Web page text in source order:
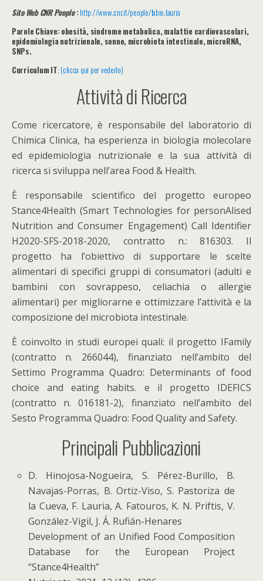
Sito Web CNR People:http://www.cnr.it/people/fabio.lauria
Parole Chiave: obesità, sindrome metabolica, malattie cardiovascolari,
epidemiologia nutrizionale, sonno, microbiota intestinale, microRNA,
SNPs.
Curriculum IT: (clicca qui per vederlo)
Attività di Ricerca
Come ricercatore, è responsabile del laboratorio di
Chimica Clinica, ha esperienza in biologia molecolare
ed epidemiologia nutrizionale e la sua attività di
ricerca si sviluppa nell’area Food & Health.
È responsabile scientifico del progetto europeo
Stance4Health (Smart Technologies for personAlised
Nutrition and Consumer Engagement) Call Identifier
H2020-SFS-2018-2020, contratto n.: 816303. Il
progetto ha l’obiettivo di supportare le scelte
alimentari di specifici gruppi di consumatori (adulti e
bambini con sovrappeso, celiachia o allergie
alimentari) per migliorarne e ottimizzare l’attività e la
composizione del microbiota intestinale.
È coinvolto in studi europei quali: il progetto IFamily
(contratto n. 266044), finanziato nell’ambito del
Settimo Programma Quadro: Determinants of food
choice and eating habits. e il progetto IDEFICS
(contratto n. 016181-2), finanziato nell’ambito del
Sesto Programma Quadro: Food Quality and Safety.
Principali Pubblicazioni
D. Hinojosa-Nogueira, S. Pérez-Burillo, B.
Navajas-Porras, B. Ortiz-Viso, S. Pastoriza de
la Cueva, F. Lauria, A. Fatouros, K. N. Priftis, V.
González-Vigil, J. Á. Rufián-Henares
Development of an Unified Food Composition
Database for the European Project
“Stance4Health”